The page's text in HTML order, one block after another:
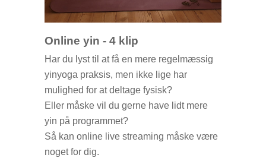
Online yin - 4 klip
Har du lyst til at få en mere regelmæssig
yinyoga praksis, men ikke lige har
mulighed for at deltage fysisk?
Eller måske vil du gerne have lidt mere
yin på programmet?
Så kan online live streaming måske være
noget for dig.